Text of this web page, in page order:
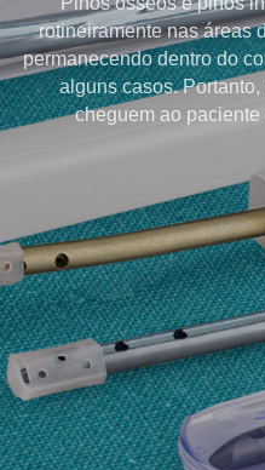
rotineiramente nas áreas
permanecendo dentro do
alguns casos.
cheguem ao